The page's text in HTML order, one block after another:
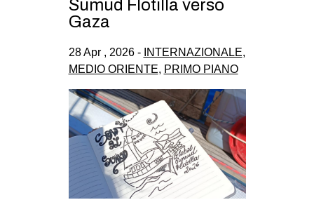
Sumud Flotilla verso
Gaza
28 Apr , 2026 - INTERNAZIONALE,
MEDIO ORIENTE, PRIMO PIANO